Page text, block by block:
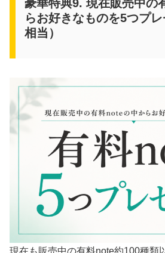
豪華特典9. 現在販売中の
らお好きなものを5つプ
相当）